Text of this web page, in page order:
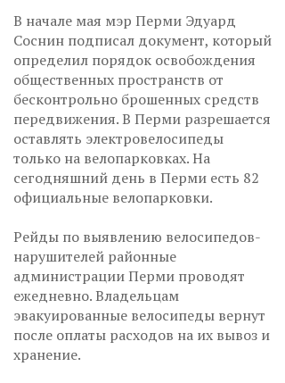
В начале мая мэр Перми Эдуард
Соснин подписал документ, который
определил порядок освобождения
общественных пространств от
бесконтрольно брошенных средств
передвижения. В Перми разрешается
оставлять электровелосипеды
только на велопарковках. На
сегодняшний день в Перми есть 82
официальные велопарковки.
Рейды по выявлению велосипедов-
нарушителей районные
администрации Перми проводят
ежедневно. Владельцам
эвакуированные велосипеды вернут
после оплаты расходов на их вывоз и
хранение.